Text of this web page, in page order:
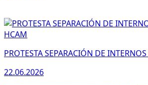
PROTESTA SEPARACIÓN DE
22.06.2026